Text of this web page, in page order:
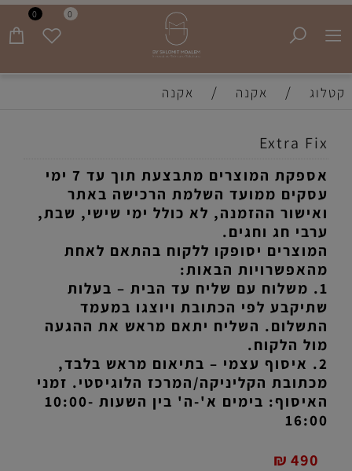
משלוח חינם בקנייה מעל 399 שח עד בית הלקוח! 0 0
קטלוג / אקנה / אקנה
Extra Fix
אספקת המוצרים מתבצעת תוך עד 7 ימי
עסקים ממועד השלמת הרכישה באתר
ואישור ההזמנה, לא כולל ימי שישי, שבת,
ערבי חג וחגים.
המוצרים יסופקו ללקוח בהתאם לאחת
מהאפשרויות הבאות:
1. משלוח עם שליח עד הבית – בעלות
שתיקבע לפי הכתובת ויוצגו במעמד
התשלום. השליח יתאם מראש את ההגעה
מול הלקוח.
2. איסוף עצמי – בתיאום מראש בלבד,
מכתובת הקליניקה/המרכז הלוגיסטי. זמני
האיסוף: בימים א'-ה' בין השעות 10:00-
16:00
₪ 490